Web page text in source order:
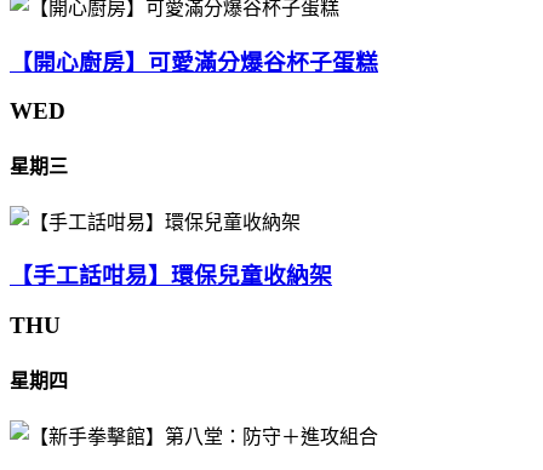
【開心廚房】可愛滿分爆谷杯子蛋糕
WED
星期三
【手工話咁易】環保兒童收納架
THU
星期四